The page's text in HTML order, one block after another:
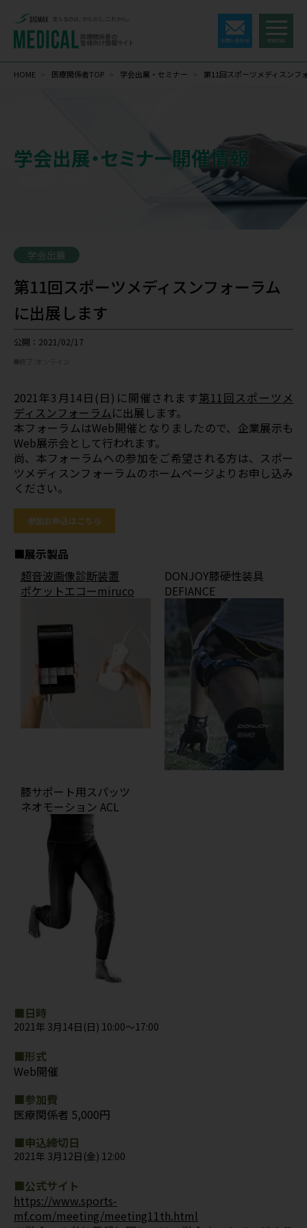
支えるのは、からだと、これから。
医療関係者の
皆様向け情報サイト
HOME > 医療関係者TOP > 学会出展・セミナー > 第11回スポーツメディスンフ
学会出展・セミナー開催情報
学会出展
第11回スポーツメディスンフォーラム
に出展します
公開：2021/02/17
2021年3月14日(日)に開催されます第11回スポーツメ
ディスンフォーラムに出展します。
本フォーラムはWeb開催となりましたので、企業展示も
Web展示会として行われます。
尚、本フォーラムへの参加をご希望される方は、スポー
ツメディスンフォーラムのホームページよりお申し込み
ください。
参加お申込はこちら
■展示製品
超音波画像診断装置
ポケットエコーmiruco
DONJOY膝硬性装具
DEFIANCE
膝サポート用スパッツ
ネオモーション ACL
■日時
2021年 3月14日(日) 10:00～17:00
■形式
Web開催
■参加費
医療関係者 5,000円
■申込締切日
2021年 3月12日(金) 12:00
■公式サイト
https://www.sports-
mf.com/meeting/meeting11th.html